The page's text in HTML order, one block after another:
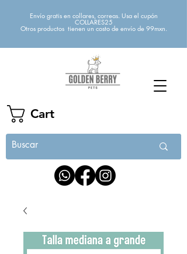
Cart
Envío gratis en collares, correas. Usa el cupón
COLLARES25
Otros productos tienen un costo de envío de 99mxn.